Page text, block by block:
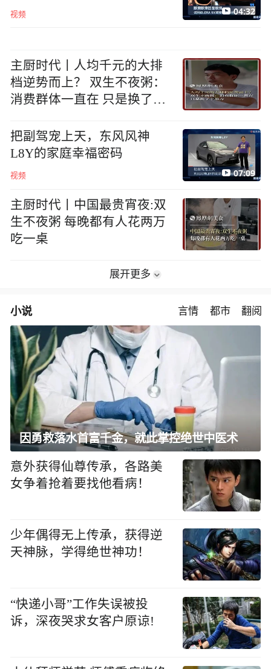
视频 04:32
主厨时代丨人均千元的大排
档逆势而上？ 双生不夜粥：
消费群体一直在 只是换了个
把副驾宠上天，东风风神
L8Y的家庭幸福密码
视频 07:09
主厨时代丨中国最贵宵夜:双
生不夜粥 每晚都有人花两万
吃一桌
展开更多
小说 言情 都市 翻阅
因勇救落水首富千金，就此掌控绝世中医术
意外获得仙尊传承，各路美
女争着抢着要找他看病！
少年偶得无上传承，获得逆
天神脉，学得绝世神功！
“快递小哥”工作失误被投
诉，深夜哭求女客户原谅!